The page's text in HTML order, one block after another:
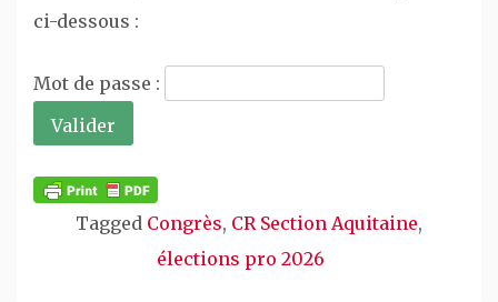
ci-dessous :
Mot de passe :
Tagged Congrès, CR Section Aquitaine,
élections pro 2026